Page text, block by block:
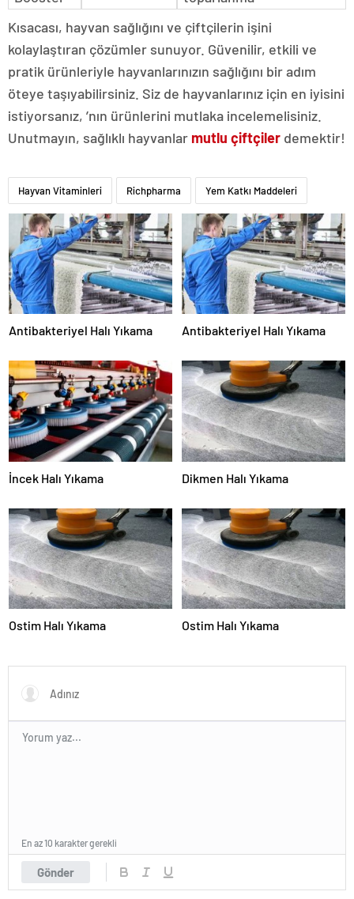
Kısacası, hayvan sağlığını ve çiftçilerin işini
kolaylaştıran çözümler sunuyor. Güvenilir, etkili ve
pratik ürünleriyle hayvanlarınızın sağlığını bir adım
öteye taşıyabilirsiniz. Siz de hayvanlarınız için en iyisini
istiyorsanız, ’nın ürünlerini mutlaka incelemelisiniz.
Unutmayın, sağlıklı hayvanlar mutlu çiftçiler demektir!
Hayvan Vitaminleri Richpharma Yem Katkı Maddeleri
Antibakteriyel Halı Yıkama Antibakteriyel Halı Yıkama
İncek Halı Yıkama Dikmen Halı Yıkama
Ostim Halı Yıkama Ostim Halı Yıkama
Gönder
En az 10 karakter gerekli